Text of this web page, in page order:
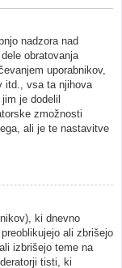
nadzora nad
obratovanja
uporabnikov,
itd., vsa ta njihova
je dodelil
zmožnosti
ali je te nastavitve
ki dnevno
ali zbrišejo
izbrišejo teme na
tisti, ki